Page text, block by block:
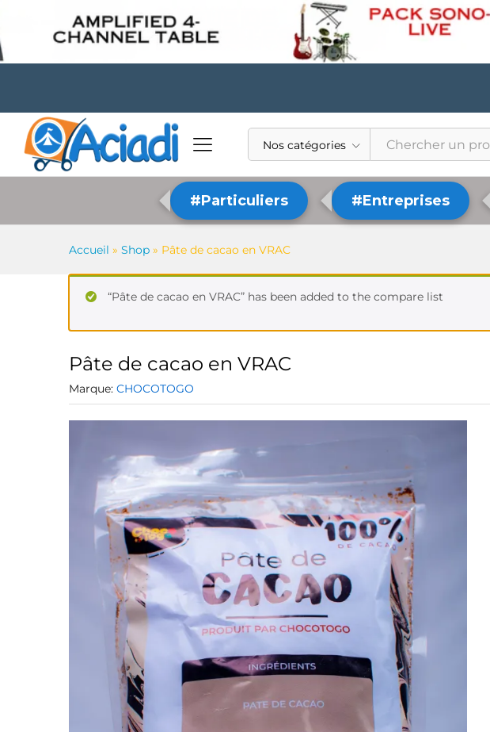
Nos catégories
#Particuliers #Entreprises
Accueil » Shop » Pâte de cacao en VRAC
“Pâte de cacao en VRAC” has been added to the compare list
Pâte de cacao en VRAC
Marque: CHOCOTOGO